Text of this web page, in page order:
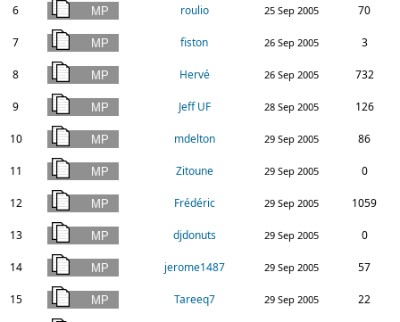
6 roulio 25 Sep 2005 70
7 fiston 26 Sep 2005 3
8 Hervé 26 Sep 2005 732
9 Jeff UF 28 Sep 2005 126
10 mdelton 29 Sep 2005 86
11 Zitoune 29 Sep 2005 0
12 Frédéric 29 Sep 2005 1059
13 djdonuts 29 Sep 2005 0
14 jerome1487 29 Sep 2005 57
15 Tareeq7 29 Sep 2005 22